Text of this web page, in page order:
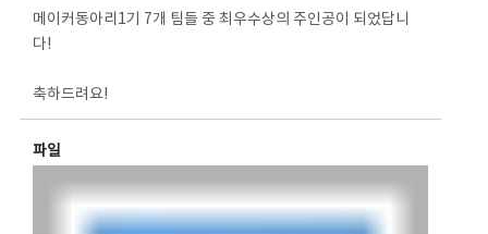
메이커동아리1기 7개 팀들 중 최우수상의 주인공이 되었답니
다!
축하드려요!
파일